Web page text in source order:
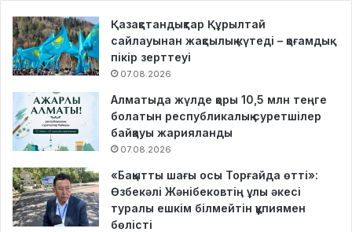
Қазақстандықтар Құрылтай
сайлауынан жақсылық күтеді – қоғамдық
пікір зерттеуі
07.08.2026
Алматыда жүлде қоры 10,5 млн теңге
болатын республикалық суретшілер
байқауы жарияланды
07.08.2026
«Бақытты шағы осы Торғайда өтті»:
Өзбекәлі Жәнібековтің ұлы әкесі
туралы ешкім білмейтін құпиямен
бөлісті